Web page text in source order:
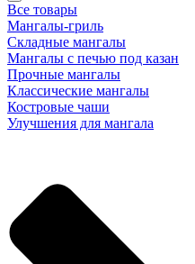
Все товары
Мангалы-гриль
Складные мангалы
Мангалы с печью под казан
Прочные мангалы
Классические мангалы
Костровые чаши
Улучшения для мангала